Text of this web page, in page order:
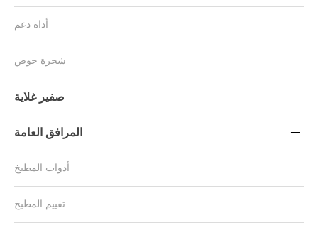
أداة دعم
شجرة حوض
صفير غلاية
المرافق العامة 
أدوات المطبخ
تقييم المطبخ